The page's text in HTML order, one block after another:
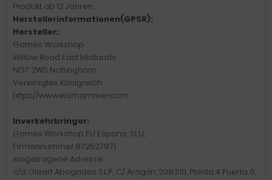
Produkt ab 12 Jahren.
Herstellerinformationen(GPSR):
Hersteller:
Games Workshop
Willow Road East Midlands
NG7 2WS Nottingham
Vereinigtes Königreich
https://www.warhammer.com
Inverkehrbringer:
Games Workshop EU Espana, SLU,
Firmennummer B72527971
eingetragene Adresse:
c/d Oleart Abogados S.L.P., C/ Aragón, 208.210, Planta 4 Puerta 6,